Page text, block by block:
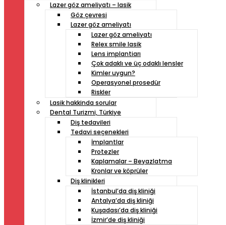
Lazer göz ameliyatı – lasik
Göz çevresi
Lazer göz ameliyatı
Lazer göz ameliyatı
Relex smile lasik
Lens implantiarı
Çok adaklı ve üç odaklı lensler
Kimler uygun?
Operasyonel prosedür
Riskler
Lasik hakkinda sorular
Dental Turizmi, Türkiye
Diş tedavileri
Tedavi seçenekleri
İmplantlar
Protezler
Kaplamalar – Beyazlatma
Kronlar ve köprüler
Diş klinikleri
İstanbul’da diş kliniği
Antalya’da diş kliniği
Kuşadası’da diş kliniği
İzmir’de diş kliniği